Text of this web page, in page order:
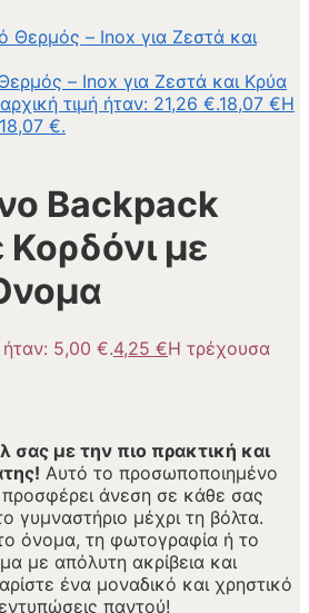
– Inox για Ζεστά και Κρύα
τιμή ήταν: 21,26 €.18,07 €Η
€.
Backpack
με
ήταν: 5,00 €.4,25 €Η τρέχουσα
σας με την πιο πρακτική και
Αυτό το προσωποποιημένο
προσφέρει άνεση σε κάθε σας
γυμναστήριο μέχρι τη βόλτα.
όνομα, τη φωτογραφία ή το
με απόλυτη ακρίβεια και
ένα μοναδικό και χρηστικό
παντού!